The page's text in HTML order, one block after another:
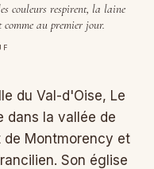
couleurs respirent, la laine
au premier jour.
du Val-d'Oise, Le
dans la vallée de
Montmorency et
Son église